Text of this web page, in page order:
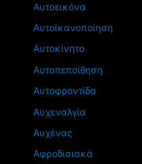
Αυτοεικόνα
Αυτοϊκανοποίηση
Αυτοκίνητο
Αυτοπεποίθηση
Αυτοφροντίδα
Αυχεναλγία
Αυχένας
Αφροδισιακά